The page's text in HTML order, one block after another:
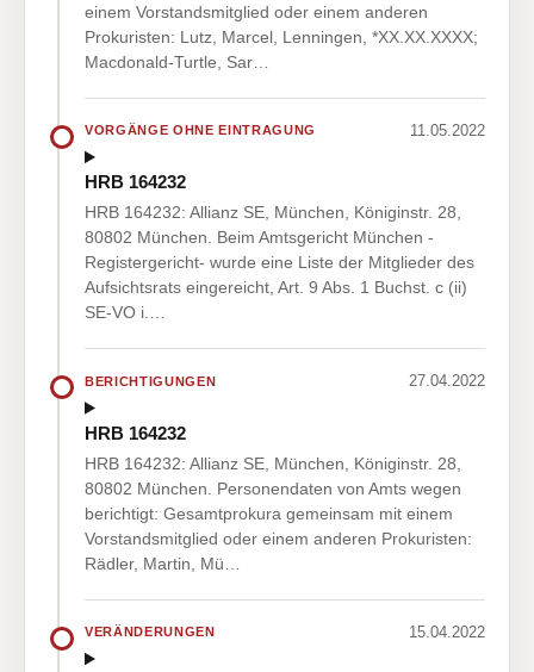
einem Vorstandsmitglied oder einem anderen
Prokuristen: Lutz, Marcel, Lenningen, *XX.XX.XXXX;
Macdonald-Turtle, Sar…
VORGÄNGE OHNE EINTRAGUNG 11.05.2022
HRB 164232
HRB 164232: Allianz SE, München, Königinstr. 28,
80802 München. Beim Amtsgericht München -
Registergericht- wurde eine Liste der Mitglieder des
Aufsichtsrats eingereicht, Art. 9 Abs. 1 Buchst. c (ii)
SE-VO i.…
BERICHTIGUNGEN 27.04.2022
HRB 164232
HRB 164232: Allianz SE, München, Königinstr. 28,
80802 München. Personendaten von Amts wegen
berichtigt: Gesamtprokura gemeinsam mit einem
Vorstandsmitglied oder einem anderen Prokuristen:
Rädler, Martin, Mü…
VERÄNDERUNGEN 15.04.2022